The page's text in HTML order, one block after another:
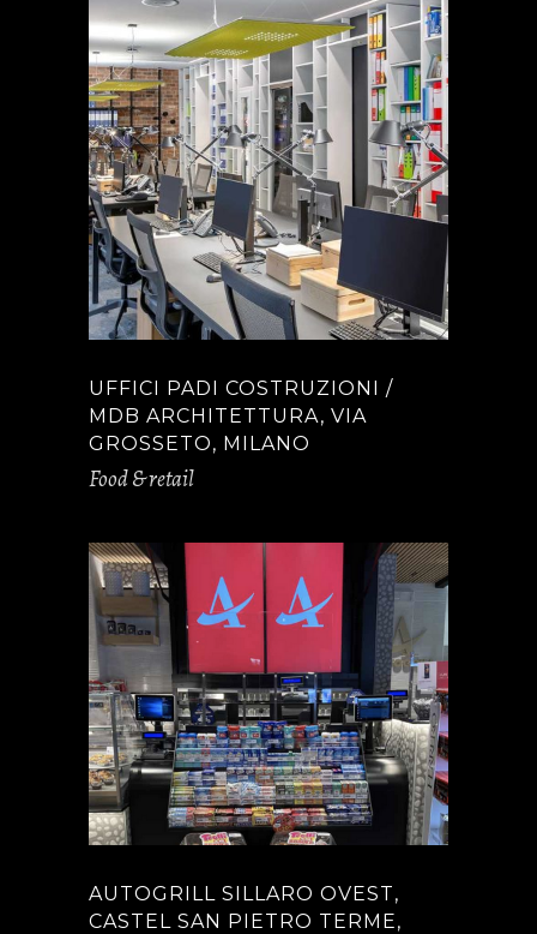
UFFICI PADI COSTRUZIONI /
MDB ARCHITETTURA, VIA
GROSSETO, MILANO
Food & retail
AUTOGRILL SILLARO OVEST,
CASTEL SAN PIETRO TERME,